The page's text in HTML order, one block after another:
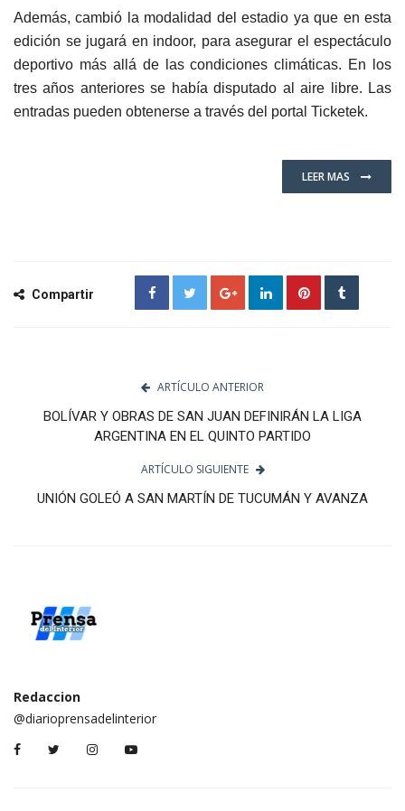
Además, cambió la modalidad del estadio ya que en esta
edición se jugará en indoor, para asegurar el espectáculo
deportivo más allá de las condiciones climáticas. En los
tres años anteriores se había disputado al aire libre. Las
entradas pueden obtenerse a través del portal Ticketek.
LEER MAS
Compartir
ARTÍCULO ANTERIOR
BOLÍVAR Y OBRAS DE SAN JUAN DEFINIRÁN LA LIGA
ARGENTINA EN EL QUINTO PARTIDO
ARTÍCULO SIGUIENTE
UNIÓN GOLEÓ A SAN MARTÍN DE TUCUMÁN Y AVANZA
Redaccion
@diarioprensadelinterior